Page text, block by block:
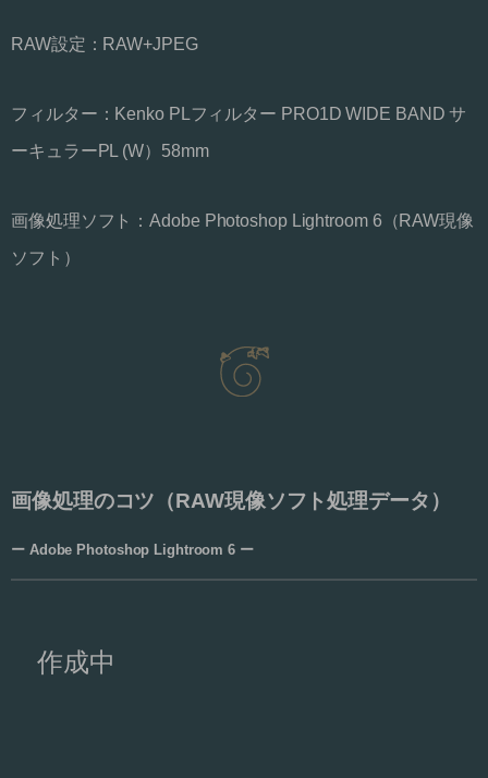
RAW設定：RAW+JPEG
フィルター：Kenko PLフィルター PRO1D WIDE BAND サ
ーキュラーPL (W）58mm
画像処理ソフト：Adobe Photoshop Lightroom 6（RAW現像
ソフト）
画像処理のコツ（RAW現像ソフト処理データ）
ー Adobe Photoshop Lightroom 6 ー
作成中